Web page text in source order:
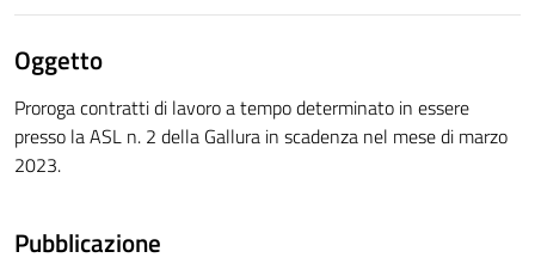
Oggetto
Proroga contratti di lavoro a tempo determinato in essere
presso la ASL n. 2 della Gallura in scadenza nel mese di marzo
2023.
Pubblicazione